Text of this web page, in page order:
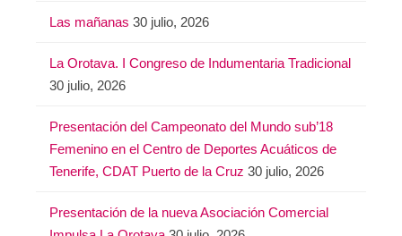
Las mañanas 30 julio, 2026
La Orotava. I Congreso de Indumentaria Tradicional
30 julio, 2026
Presentación del Campeonato del Mundo sub’18
Femenino en el Centro de Deportes Acuáticos de
Tenerife, CDAT Puerto de la Cruz 30 julio, 2026
Presentación de la nueva Asociación Comercial